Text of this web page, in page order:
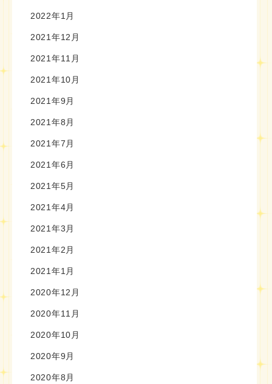
2022年1月
2021年12月
2021年11月
2021年10月
2021年9月
2021年8月
2021年7月
2021年6月
2021年5月
2021年4月
2021年3月
2021年2月
2021年1月
2020年12月
2020年11月
2020年10月
2020年9月
2020年8月